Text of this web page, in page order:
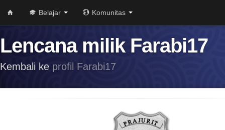
Belajar Komunitas
Lencana milik Farabi17
Kembali ke profil Farabi17